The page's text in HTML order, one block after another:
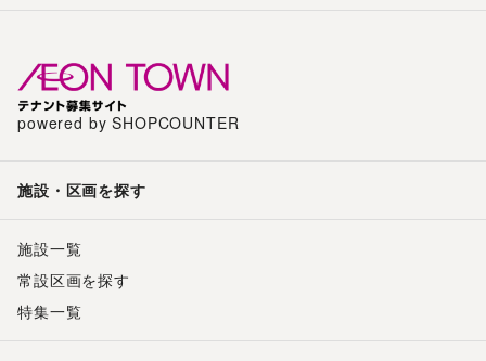
powered by SHOPCOUNTER
施設・区画を探す
施設一覧
常設区画を探す
特集一覧